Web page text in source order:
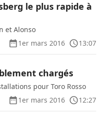
le plus rapide à
et Alonso
1er mars 2016
13:07
chargés
pour Toro Rosso
1er mars 2016
12:27